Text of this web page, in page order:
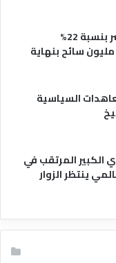
زيادة السياحة في مصر بنسبة 22%
والتوقعات تشير لـ 18 مليون سائح بنهاية
السياسية
الكبير المرتقب في
ينتظر الزوار